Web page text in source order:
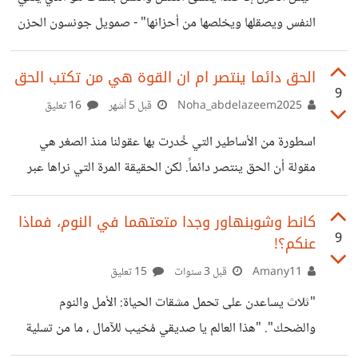
وسطحية غريبة، خبرني بـالله عليك ألديك خبر؟ أأجد لديك
الإجابة ؟ حين تضيق ذرعاً بـمتطفل وتريده أنْ يصمت تدعوه
لالتزام
النفس ويصقلها ويخلصها من أحزانها" - صمويل جونسون الحزن
ينهش العمر، وليس بالشئ الذي يمكننا تجنبه أو نفر هاربين منه،
لأن حتماً سيظر لنا لاحقاً بشكل أكبر وبدون سبب. أذكر الفترات
التي كنت أتجاهل فيها حزني، وأشعر بالثقل الذي أحتل صدري.
وعندما يقول لي أحدٌ لماذا تبكي؟ أتوقف لحظات وأسأل نفسي،
لماذا تبكي؟ ماذا حدث وجعلكِ تبكي بهذا الشكل؟؟ لا
9
الحق دائما ينتصر ام ان القوة هي من تكتب الحق
قبل 5 أشهر
اسطورة من الأساطير التي خُدرت بها عقولنا منذ الصغر هي
مقولة أن الحق ينتصر دائماً. لكن الحقيقة المرة التي نراها عبر
التاريخ هي أن الحق في حد ذاته لا يملك لساًنا ما لم تتبناه قوة
تفرضه على أرض الواقع. بلا شك اصبحنا نعيش في عالم لا
يعترف بالعدالة المجردة بل يعترف بمن يملك القدرة على فرضها.
في مواقف دولية وإنسانية عديدة رأينا كيف يتم تجاهل حقوق
شعوب كاملة ويُصور الطاغي في صورة بطل ومخلص لمجرد أنه
امتلك السلاح والمال والمنصة
9
كانط وشوبنهاور وجدا متعتهما في النوم، فماذا
عنكم؟!
قبل 3 سنوات
"ثلاث يساعدن على تحمل مشقات الحياة: الأمل والنوم
والضحك". "هذا العالم يا صديقي مُخيب للآمال ، ما من تسلية